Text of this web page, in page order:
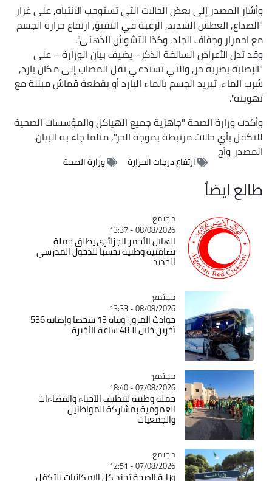
وأشار المصدر إلى بعض الحالات التي تستوجب الانتباه, على غرار
"الصداع, العطش الشديد, الرغبة في التقيؤ, ارتفاع حرارة الجسم
مع احمرار وجفاف الجلد, وكذا التشوش الذهني".
وقد تدل الأعراض السالفة الذكر--يضيف بيان الوزارة-- على
"الإصابة بضربة حر, والتي تستدعي نقل المصاب إلى مكان بارد,
شرب الماء, تبريد الجسم بالماء البارد أو بقطعة قماش مبللة مع
تهويته".
وأكدت وزارة الصحة "جاهزية جميع الهياكل والمؤسسات الصحية
للتكفل بأي حالات مرتبطة بموجة الحر", مثلما جاء به البيان.
المصدروأج
ارتفاع درجات الحرارة وزارة الصحة
طالع ايضاً
Catégorie
مجتمع
08/08/2026 - 13:37
الهلال الأحمر الجزائري يطلق حملة
تضامنية وطنية تحسبا للدخول المدرسي
الجديد
Catégorie
مجتمع
08/08/2026 - 13:33
حوادث المرور: وفاة 13 شخصا وإصابة 536
آخرين خلال الـ48 ساعة الأخيرة
Catégorie
مجتمع
07/08/2026 - 18:40
حملة وطنية لتنظيف الأحياء والفضاءات
العمومية بمشاركة المواطنين
والجمعيات
Catégorie
مجتمع
07/08/2026 - 12:51
وزارة الصحة تجند كل الإمكانيات للتكفل